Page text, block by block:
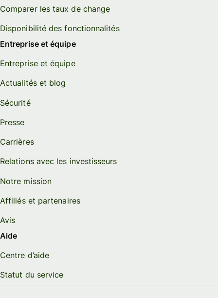
Comparer les taux de change
Disponibilité des fonctionnalités
Entreprise et équipe
Entreprise et équipe
Actualités et blog
Sécurité
Presse
Carrières
Relations avec les investisseurs
Notre mission
Affiliés et partenaires
Avis
Aide
Centre d’aide
Statut du service